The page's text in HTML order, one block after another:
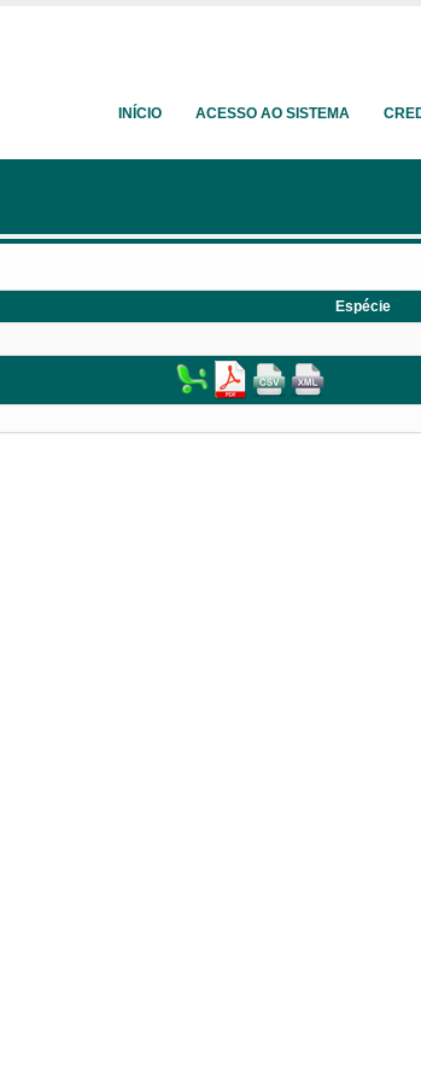
INÍCIO ACESSO AO SISTEMA
Espécie